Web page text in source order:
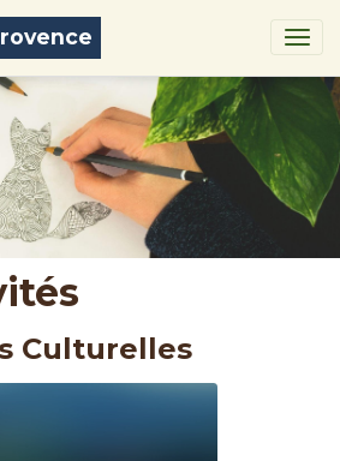
Culturelles